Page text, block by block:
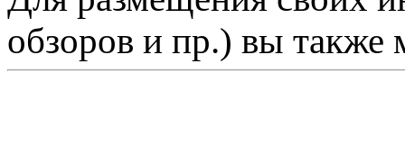
обзоров и пр.) вы также